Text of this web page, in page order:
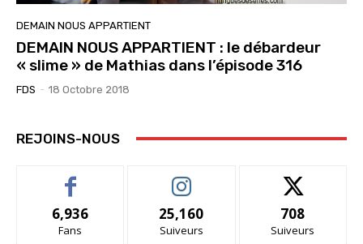
DEMAIN NOUS APPARTIENT
DEMAIN NOUS APPARTIENT : le débardeur
« slime » de Mathias dans l’épisode 316
FDS - 18 Octobre 2018
REJOINS-NOUS
6,936
Fans
25,160
Suiveurs
708
Suiveurs